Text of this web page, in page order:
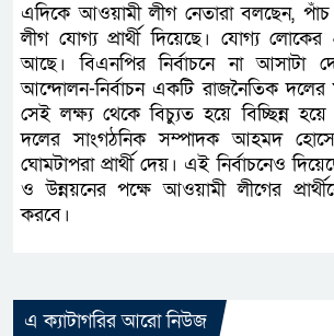
এদিকে আওয়ামী লীগ নেতারা বলছেন,
লীগ যোগ্য প্রার্থী দিয়েছে। যোগ্য লোকের
আছে। বিএনপির নির্বাচনে না আসাটা
আন্দোলন-নির্বাচন একটি রাজনৈতিক
সেই লক্ষ্য থেকে বিচ্যুত হয়ে বিচ্ছিন্ন
দলের সাংগঠনিক সম্পাদক আহমদ
ঘোমটাপরা প্রার্থী দেয়। এই নির্বাচনেও
ও উন্নয়নের পক্ষে আওয়ামী লীগের
করবে।
এ ক্যাটাগরির আরো নিউজ